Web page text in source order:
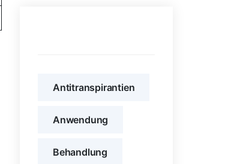
Antitranspirantien
Anwendung
Behandlung